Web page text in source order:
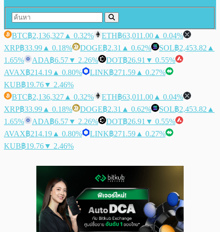
BTC฿2,136,327 ▲ 0.32% ETH฿63,011.00 ▲ 0.04%
XRP฿33.99 ▲ 0.18% DOGE฿2.31 ▲ 0.62% SOL฿2,453.82 ▲
1.65%
ADA฿6.57▼ 2.26% DOT฿26.91 ▼ 0.55%
AVAX฿214.19 ▲ 0.80% LINK฿271.59 ▲ 0.27%
KUB฿19.76▼ 2.46%
BTC฿2,136,327 ▲ 0.32% ETH฿63,011.00 ▲ 0.04%
XRP฿33.99 ▲ 0.18% DOGE฿2.31 ▲ 0.62% SOL฿2,453.82 ▲
1.65%
ADA฿6.57▼ 2.26% DOT฿26.91 ▼ 0.55%
AVAX฿214.19 ▲ 0.80% LINK฿271.59 ▲ 0.27%
KUB฿19.76▼ 2.46%